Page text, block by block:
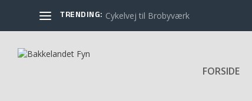
TRENDING: Cykelvej til Brobyværk
FORSIDE